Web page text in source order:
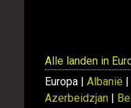
Alle landen in
Europa | Albanië |
Azerbeidzjan |